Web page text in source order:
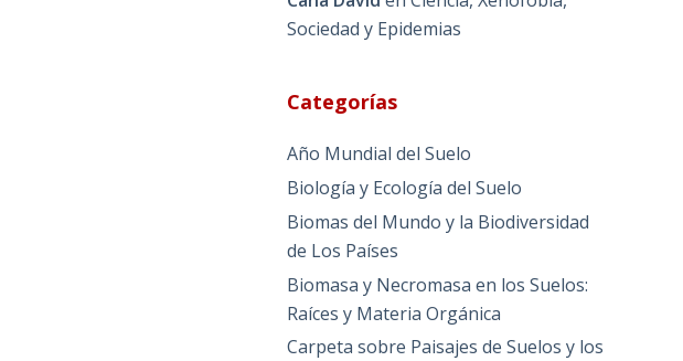
Sociedad y Epidemias
Categorías
Año Mundial del Suelo
Biología y Ecología del Suelo
Biomas del Mundo y la Biodiversidad
de Los Países
Biomasa y Necromasa en los Suelos:
Raíces y Materia Orgánica
Carpeta sobre Paisajes de Suelos y los